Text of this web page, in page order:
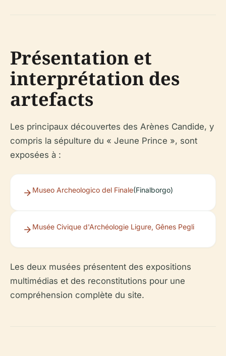
Présentation et
interprétation des
artefacts
Les principaux découvertes des Arènes Candide, y
compris la sépulture du « Jeune Prince », sont
exposées à :
Museo Archeologico del Finale(Finalborgo)
Musée Civique d'Archéologie Ligure, Gênes Pegli
Les deux musées présentent des expositions
multimédias et des reconstitutions pour une
compréhension complète du site.